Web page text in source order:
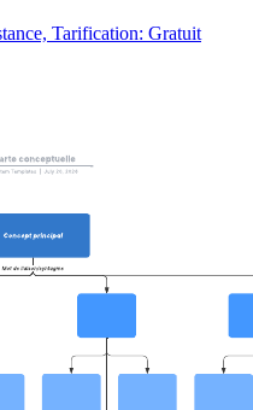
Tarification: Gratuit